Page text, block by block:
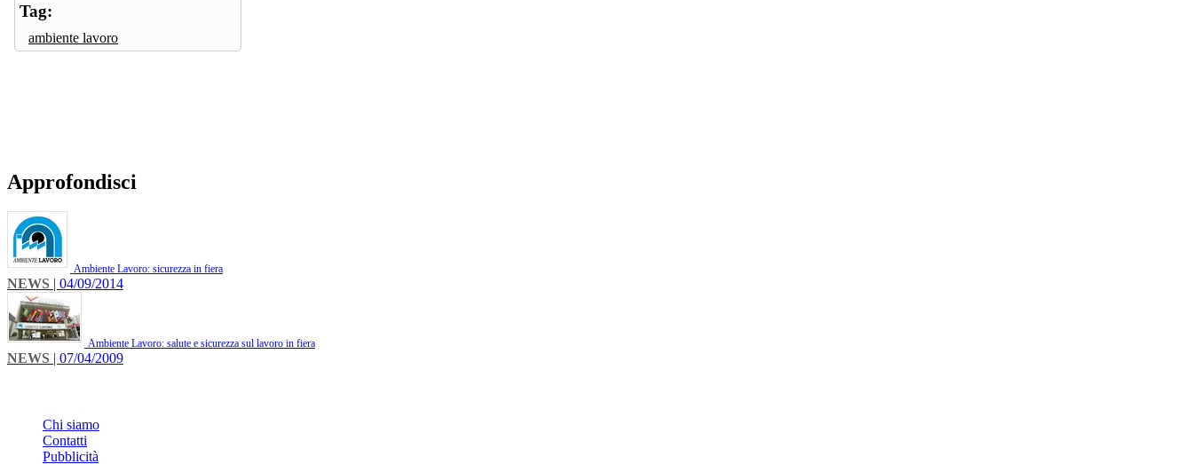
Tag:
ambiente lavoro
Approfondisci
Ambiente Lavoro: sicurezza in fiera
NEWS | 04/09/2014
Ambiente Lavoro: salute e sicurezza sul lavoro in fiera
NEWS | 07/04/2009
Chi siamo
Contatti
Pubblicità